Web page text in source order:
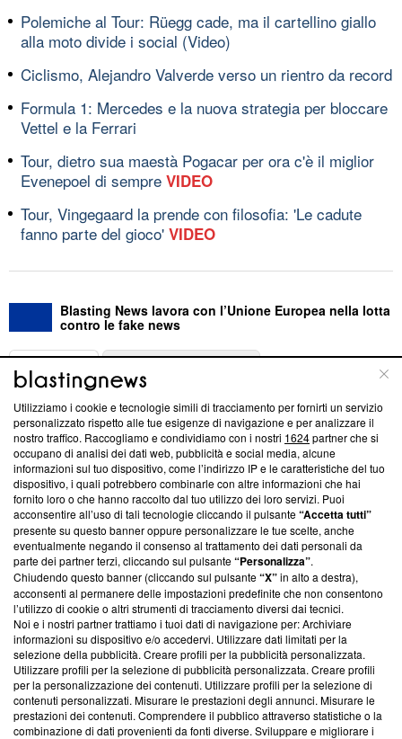
Polemiche al Tour: Rüegg cade, ma il cartellino giallo
alla moto divide i social (Video)
Ciclismo, Alejandro Valverde verso un rientro da record
Formula 1: Mercedes e la nuova strategia per bloccare
Vettel e la Ferrari
Tour, dietro sua maestà Pogacar per ora c'è il miglior
Evenepoel di sempre VIDEO
Tour, Vingegaard la prende con filosofia: 'Le cadute
fanno parte del gioco' VIDEO
Blasting News lavora con l’Unione Europea nella lotta
contro le fake news
ABOUT
Questa sezione offre informazioni trasparenti su Blasting
News, sui nostri processi editoriali e su come ci impegniamo a
creare news di qualità. Inoltre, afferma la nostra aderenza a
‘Trust Project - News with Integrity’Blasting News non è
ancora membro del programma, ma ha richiesto di farne
parte; Trust Project non ha ancora effettuato una verifica di
conformità agli standard.
Su di noi
Team editoriale
Corporate
Redazione
Informativa Privacy
Cookie Policy
Utilizziamo i cookie e tecnologie simili di tracciamento per fornirti un servizio
personalizzato rispetto alle tue esigenze di navigazione e per analizzare il
nostro traffico. Raccogliamo e condividiamo con i nostri 1624partner che si
occupano di analisi dei dati web, pubblicità e social media, alcune
informazioni sul tuo dispositivo, come l’indirizzo IP e le caratteristiche del tuo
dispositivo, i quali potrebbero combinarle con altre informazioni che hai
fornito loro o che hanno raccolto dal tuo utilizzo dei loro servizi. Puoi
acconsentire all’uso di tali tecnologie cliccando il pulsante“Accetta tutti”
presente su questo banner oppure personalizzare le tue scelte, anche
eventualmente negando il consenso al trattamento dei dati personali da
parte dei partner terzi, cliccando sul pulsante“Personalizza”.
Chiudendo questo banner (cliccando sul pulsante“X”in alto a destra),
acconsenti al permanere delle impostazioni predefinite che non consentono
l’utilizzo di cookie o altri strumenti di tracciamento diversi dai tecnici.
Noi e i nostri partner trattiamo i tuoi dati di navigazione per: Archiviare
informazioni su dispositivo e/o accedervi. Utilizzare dati limitati per la
selezione della pubblicità. Creare profili per la pubblicità personalizzata.
Utilizzare profili per la selezione di pubblicità personalizzata. Creare profili
per la personalizzazione dei contenuti. Utilizzare profili per la selezione di
contenuti personalizzati. Misurare le prestazioni degli annunci. Misurare le
prestazioni dei contenuti. Comprendere il pubblico attraverso statistiche o la
combinazione di dati provenienti da fonti diverse. Sviluppare e migliorare i